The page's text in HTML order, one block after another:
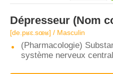
Dépresseur (Nom
[de.pʁɛ.sœʁ] / Masculin
(Pharmacologie)
système nerveux